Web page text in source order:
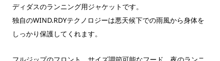
ディダスのランニング用ジャケットです。
独自のWIND.RDYテクノロジーは悪天候下での雨風から身体を
しっかり保護してくれます。
フルジップのフロント、サイズ調節可能なフード、夜のランニ